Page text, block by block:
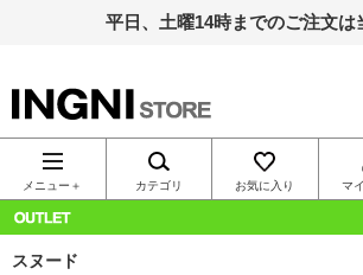
平日、土曜14時までのご注文は
INGNI（イン
グ）公式通
販｜INGNI
メニュー＋ カテゴリ お気に入り マ
スヌード